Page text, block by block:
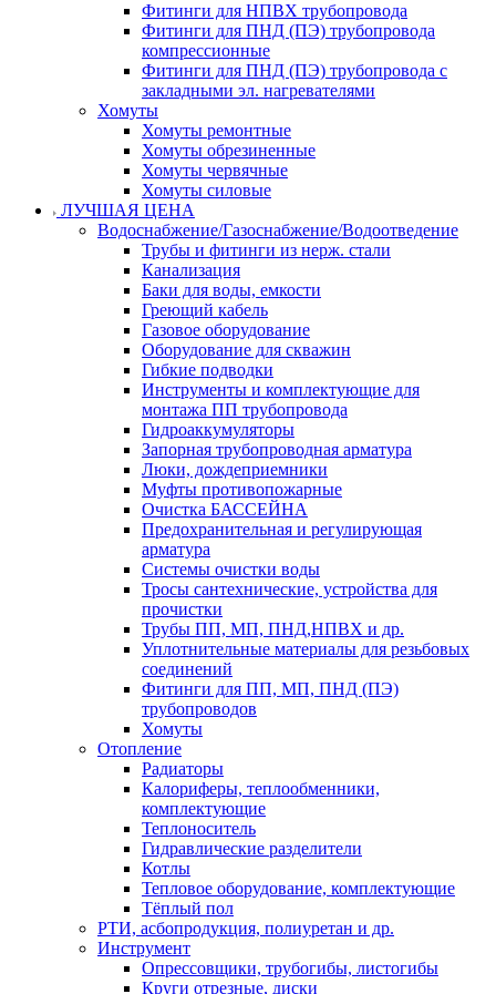
Фитинги для НПВХ трубопровода
Фитинги для ПНД (ПЭ) трубопровода
компрессионные
Фитинги для ПНД (ПЭ) трубопровода с
закладными эл. нагревателями
Хомуты
Хомуты ремонтные
Хомуты обрезиненные
Хомуты червячные
Хомуты силовые
ЛУЧШАЯ ЦЕНА
Водоснабжение/Газоснабжение/Водоотведение
Трубы и фитинги из нерж. стали
Канализация
Баки для воды, емкости
Греющий кабель
Газовое оборудование
Оборудование для скважин
Гибкие подводки
Инструменты и комплектующие для
монтажа ПП трубопровода
Гидроаккумуляторы
Запорная трубопроводная арматура
Люки, дождеприемники
Муфты противопожарные
Очистка БАССЕЙНА
Предохранительная и регулирующая
арматура
Системы очистки воды
Тросы сантехнические, устройства для
прочистки
Трубы ПП, МП, ПНД,НПВХ и др.
Уплотнительные материалы для резьбовых
соединений
Фитинги для ПП, МП, ПНД (ПЭ)
трубопроводов
Хомуты
Отопление
Радиаторы
Калориферы, теплообменники,
комплектующие
Теплоноситель
Гидравлические разделители
Котлы
Тепловое оборудование, комплектующие
Тёплый пол
РТИ, асбопродукция, полиуретан и др.
Инструмент
Опрессовщики, трубогибы, листогибы
Круги отрезные, диски